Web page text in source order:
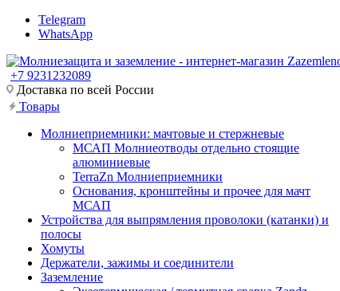
Telegram
WhatsApp
+7 9231232089
Доставка по всей России
Товары
Молниеприемники: мачтовые и стержневые
МСАП Молниеотводы отдельно стоящие
алюминиевые
TerraZn Молниеприемники
Основания, кронштейны и прочее для мачт
МСАП
Устройства для выпрямления проволоки (катанки) и
полосы
Хомуты
Держатели, зажимы и соединители
Заземление